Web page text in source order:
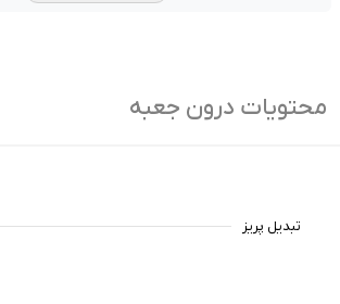
محتویات درون جعبه
تبدیل پریز